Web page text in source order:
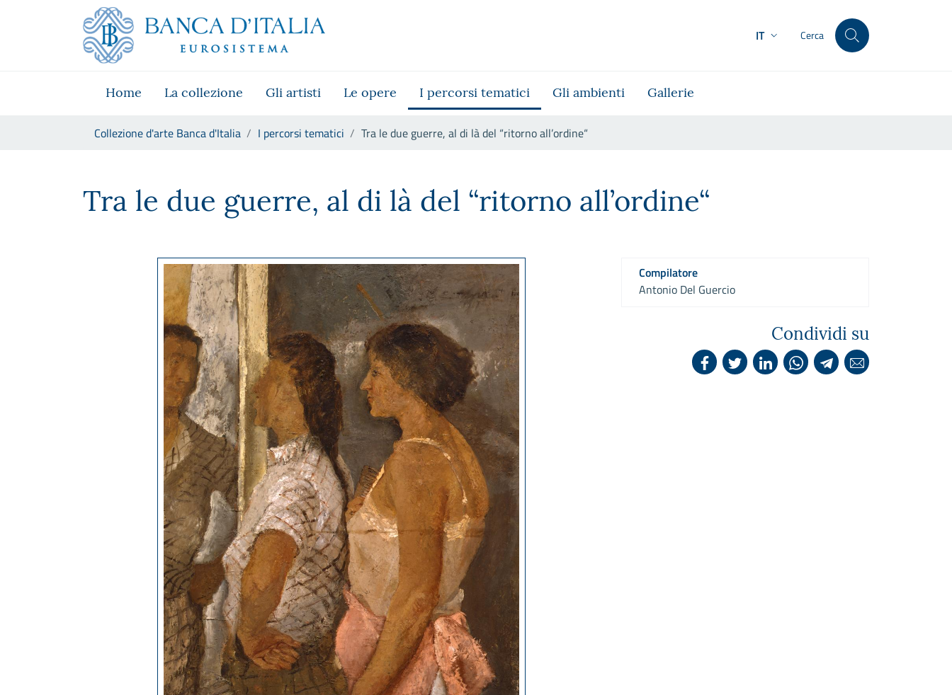
Skip to Main Content
Vai al sito istituzionale
Vai al menu di navigazione
Vai alla ricerca
Vai ai contenuti
IT Cerca
Home La collezione Gli artisti Le opere I percorsi tematici Gli ambienti Gallerie
Collezione d'arte Banca d'Italia I percorsi tematici Tra le due guerre, al di là del “ritorno all’ordine“
Tra le due guerre, al di là del “ritorno all’ordine“
Compilatore
Antonio Del Guercio
Condividi su